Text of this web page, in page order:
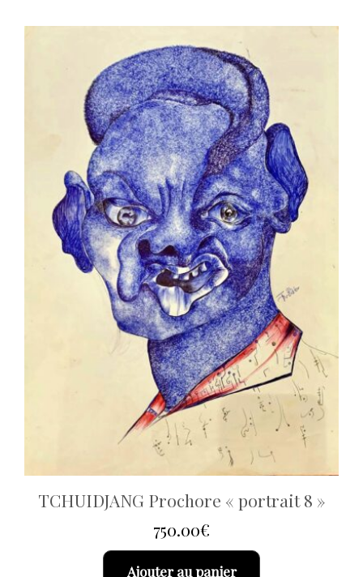
TCHUIDJANG Prochore « portrait 8 »
750.00€
Ajouter au panier